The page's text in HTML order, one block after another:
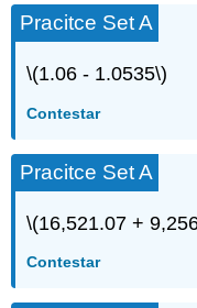
Pracitce Set A
\(1.06 - 1.0535\)
Contestar
Pracitce Set A
\(16,521.07 +
Contestar